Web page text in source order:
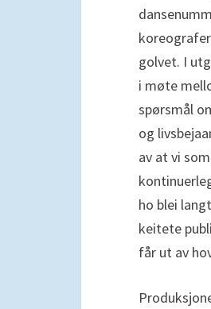
golvet. I
i møte
spørsmål
og
av at vi
ho blei
keitete
får ut av